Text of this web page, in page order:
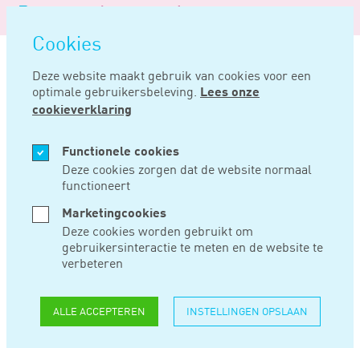
overslaan
Cookies
Deze website maakt gebruik van cookies voor een
optimale gebruikersbeleving. Lees onze
cookieverklaring
Functionele cookies
Deze cookies zorgen dat de website normaal
functioneert
Marketingcookies
Deze cookies worden gebruikt om
gebruikersinteractie te meten en de website te
verbeteren
ALLE ACCEPTEREN INSTELLINGEN OPSLAAN
Logo
Noord
Negentig
Home Nieuws Uitstel van betaling online te verlengen
JUN 29, 2020
UITSTEL VAN
BETALING ONLINE
TE VERLENGEN
Sinds 25 juni 2020 is het mogelijk om met een formulier